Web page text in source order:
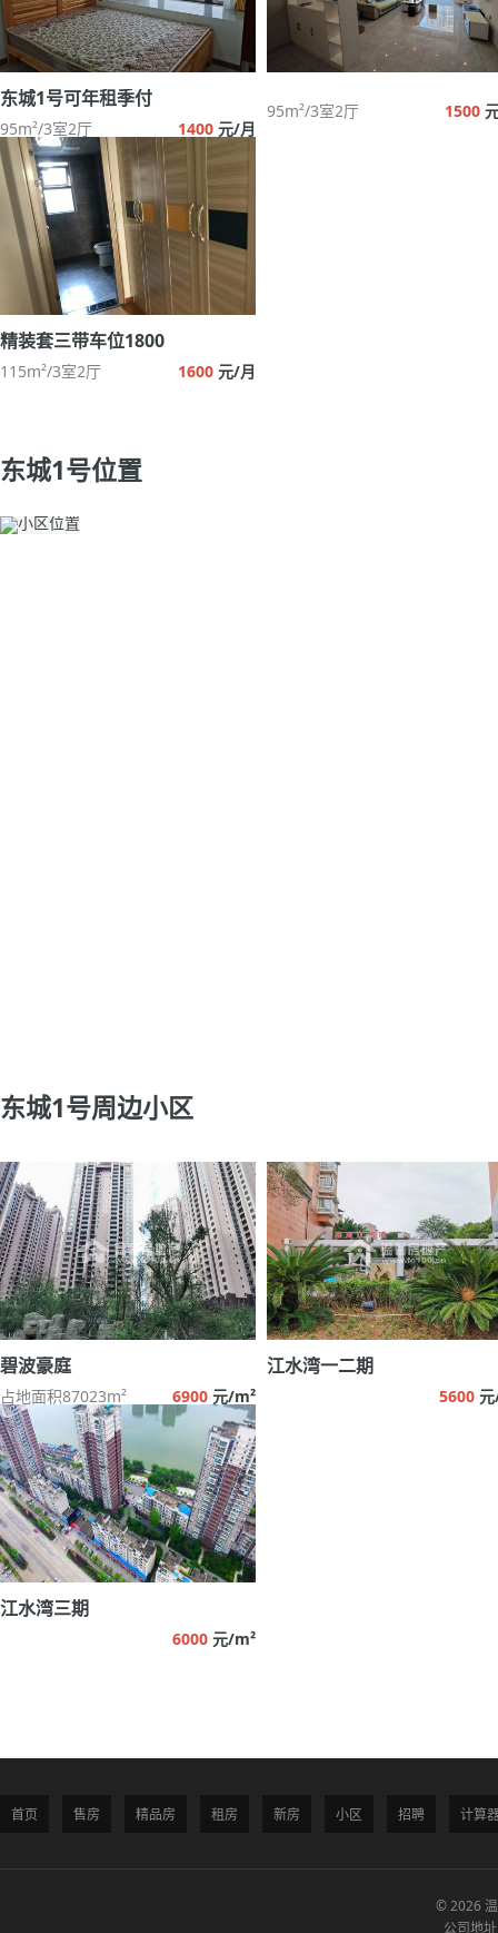
东城1号可年租季付
95m²/3室2厅 1400 元/月
95m²/3室2厅 1500
精装套三带车位1800
115m²/3室2厅 1600 元/月
东城1号位置
东城1号周边小区
碧波豪庭
占地面积87023m² 6900 元/m²
江水湾一二期
5600
江水湾三期
6000 元/m²
首页 售房 精品房 租房 新房 小区 招聘 计算
© 2026
公司地